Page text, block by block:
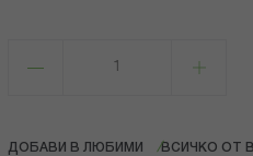
ДОБАВИ В ЛЮБИМИ ВСИЧКО ОТ